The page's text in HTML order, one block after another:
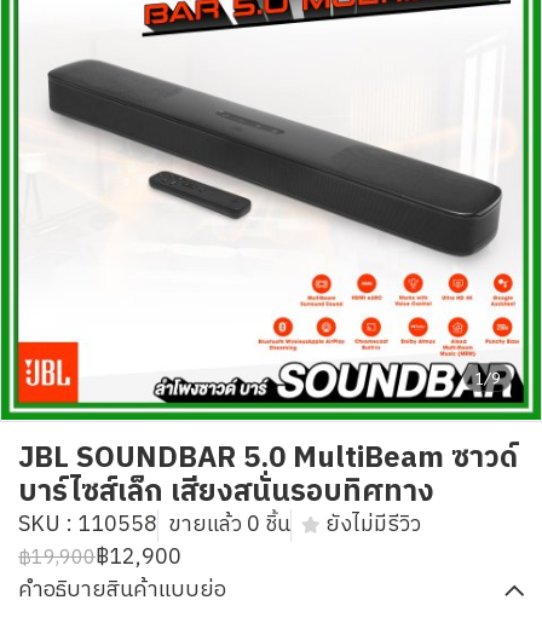
1/9
JBL SOUNDBAR 5.0 MultiBeam ซาวด์
บาร์ไซส์เล็ก เสียงสนั่นรอบทิศทาง
SKU : 110558 ขายแล้ว 0 ชิ้น ยังไม่มีรีวิว
฿19,900฿12,900
คำอธิบายสินค้าแบบย่อ